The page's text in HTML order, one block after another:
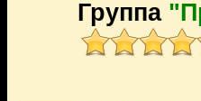
Группа